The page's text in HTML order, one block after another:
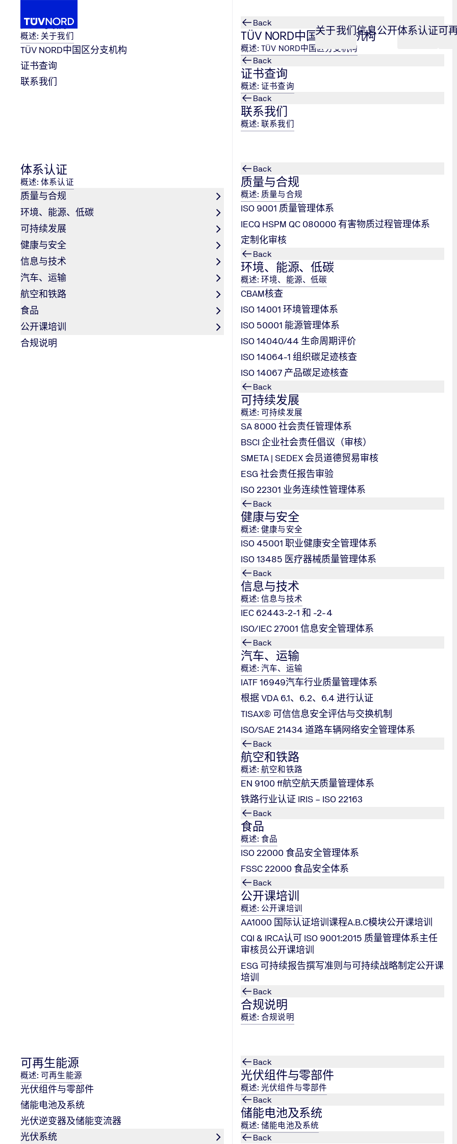
关于我们信息公开体系认证可
关于我们
概述: 关于我们
TÜV NORD中国区分支机构
证书查询
联系我们
Back
TÜV NORD中国区分支机构
概述: TÜV NORD中国区分支机构
Back
证书查询
概述: 证书查询
Back
联系我们
概述: 联系我们
体系认证
概述: 体系认证
质量与合规
环境、能源、低碳
可持续发展
健康与安全
信息与技术
汽车、运输
航空和铁路
食品
公开课培训
合规说明
Back
质量与合规
概述: 质量与合规
ISO 9001 质量管理体系
IECQ HSPM QC 080000 有害物质过程管理体系
定制化审核
Back
环境、能源、低碳
概述: 环境、能源、低碳
CBAM核查
ISO 14001 环境管理体系
ISO 50001 能源管理体系
ISO 14040/44 生命周期评价
ISO 14064-1 组织碳足迹核查
ISO 14067 产品碳足迹核查
Back
可持续发展
概述: 可持续发展
SA 8000 社会责任管理体系
BSCI 企业社会责任倡议（审核）
SMETA | SEDEX 会员道德贸易审核
ESG 社会责任报告审验
ISO 22301 业务连续性管理体系
Back
健康与安全
概述: 健康与安全
ISO 45001 职业健康安全管理体系
ISO 13485 医疗器械质量管理体系
Back
信息与技术
概述: 信息与技术
IEC 62443-2-1 和 -2-4
ISO/IEC 27001 信息安全管理体系
Back
汽车、运输
概述: 汽车、运输
IATF 16949汽车行业质量管理体系
根据 VDA 6.1、6.2、6.4 进行认证
TISAX® 可信信息安全评估与交换机制
ISO/SAE 21434 道路车辆网络安全管理体系
Back
航空和铁路
概述: 航空和铁路
EN 9100 ff航空航天质量管理体系
铁路行业认证 IRIS – ISO 22163
Back
食品
概述: 食品
ISO 22000 食品安全管理体系
FSSC 22000 食品安全体系
Back
公开课培训
概述: 公开课培训
AA1000 国际认证培训课程A.B.C模块公开课培训
CQI & IRCA认可 ISO 9001:2015 质量管理体系主任
审核员公开课培训
ESG 可持续报告撰写准则与可持续战略制定公开课
培训
Back
合规说明
概述: 合规说明
可再生能源
概述: 可再生能源
光伏组件与零部件
储能电池及系统
光伏逆变器及储能变流器
光伏系统
Back
光伏组件与零部件
概述: 光伏组件与零部件
Back
储能电池及系统
概述: 储能电池及系统
Back
Home
TÜV NORD与小米汽车深化交流，共绘行业发展新蓝图
TÜV NORD与小米汽车深化交流，共绘行业
发展新蓝图
随着新能源汽车产业迈入高质量发展新阶段，技术创新与合规化发展已成
为企业核心竞争力的关键支撑。近日，TÜV NORD 体系认证事业部执行副
总裁 Mr. van Enckevort, Paul 率队到访小米汽车华东总部，双方围绕行
业发展痛点、技术创新方向及合规化实施路径等关键议题，展开了深入且
交流过程中，双方围绕新能源汽车核心技术研发、行业标准迭代、出海合规风险防控等议题，分享了各自的前沿资讯与实
拥有深厚的技术积累和权威的标准资源，其提出的合规化解决方案与小米汽车的全球化发展战略高度契合；小米汽车则
分享中，TÜV NORD全球IT产品事业总监Mr. Schijven, Vincent围绕当前全球AI领域的最新国际标准，重点解读了ISO/IEC
施价值。作为全球首个可认证的AI管理体系标准，ISO/IEC 42001基于PDCA循环，覆盖AI技术研发、部署、运维全生命
全球不同地区的监管要求。TÜV NORD全球IT产品经理Mr. Woelk, Christian还分享了TÜV NORD在AI标准落地、认证服务
小米汽车表示，TÜV NORD 与小米汽车的此次深度交流，不仅是企业间的资源互补，更是行业协同发展的重要体现。双
合，既助力小米汽车提升产品合规性与技术可靠性，也推动新能源汽车行业标准的进一步完善，为全球产业升级注入新动
1869年，TÜV NORD 始创于德国汉诺威，从最初的 “蒸汽锅炉检验协会”，逐步发展成为
跻身全球领先的第三方检测、检验、认证机构之列。TÜV NORD集团业务遍及全球100多
务单元：车辆交通、工业服务、能源与资源、认证服务、数字技术与半导体，以及人力与赋
TÜV NORD大中华区作为集团全球战略部署的核心支柱，依托集团深厚的行业积淀与技术
通、信息安全等多个核心领域的服务网络，以精准高效的服务态度，为不同行业的企业提
的严格要求，更凭借对国际市场的深刻理解以及全球化网络资源，为客户提供全球市场准
全球服务
联系我们
TÜV NORD Website
TÜV NORD GROUP